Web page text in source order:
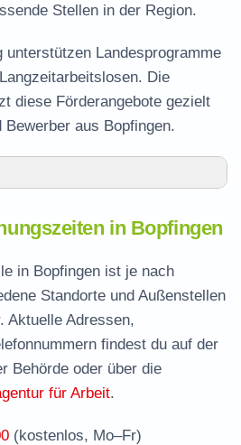
Stellen in der Region.
unterstützen Landesprogramme
Die
diese Förderangebote gezielt
aus Bopfingen.
in Bopfingen
und Bürgergeld beantragen
– zuständige Stelle
rund ums Jobcenter
in Bopfingen
in Bopfingen ist je nach
Standorte und Außenstellen
Aktuelle Adressen,
findest du auf der
Behörde oder über die
für Arbeit.
(kostenlos, Mo–Fr)